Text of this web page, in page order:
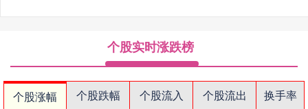
个股实时涨跌榜
个股涨幅 个股跌幅 个股流入 个股流出
换手率